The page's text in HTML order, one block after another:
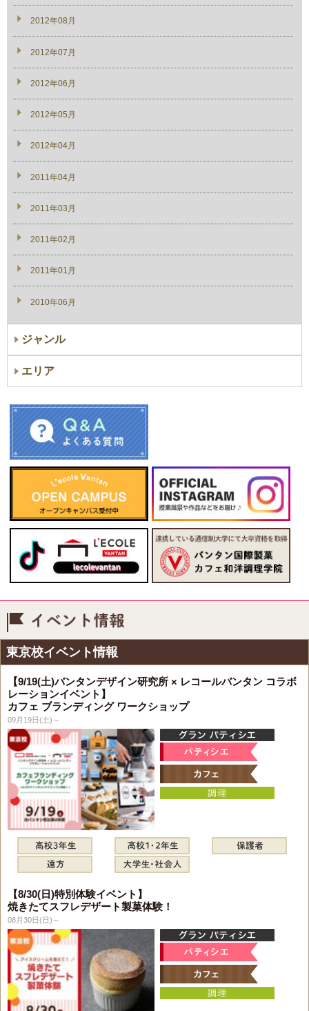
2012年08月
2012年07月
2012年06月
2012年05月
2012年04月
2011年04月
2011年03月
2011年02月
2011年01月
2010年06月
ジャンル
エリア
東京校イベント情報
【9/19(土)バンタンデザイン研究所 × レコールバンタン コラボ
レーションイベント】
カフェ ブランディング ワークショップ
09月19日(土)～
【8/30(日)特別体験イベント】
焼きたてスフレデザート製菓体験！
08月30日(日)～